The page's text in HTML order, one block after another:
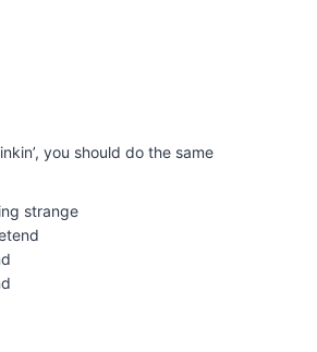
you should do the same
strange